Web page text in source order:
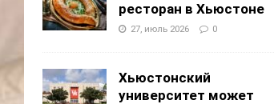
ресторан в Хьюстоне
27, июль 2026 0
Хьюстонский
университет может